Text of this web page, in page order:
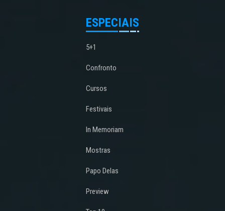
ESPECIAIS
5+1
Confronto
Cursos
Festivais
In Memoriam
Mostras
Papo Delas
Preview